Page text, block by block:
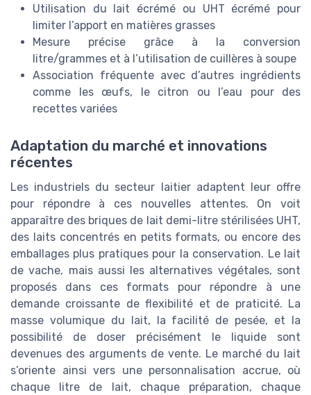
Utilisation du lait écrémé ou UHT écrémé pour
limiter l’apport en matières grasses
Mesure précise grâce à la conversion
litre/grammes et à l’utilisation de cuillères à soupe
Association fréquente avec d’autres ingrédients
comme les œufs, le citron ou l’eau pour des
recettes variées
Adaptation du marché et innovations
récentes
Les industriels du secteur laitier adaptent leur offre
pour répondre à ces nouvelles attentes. On voit
apparaître des briques de lait demi-litre stérilisées UHT,
des laits concentrés en petits formats, ou encore des
emballages plus pratiques pour la conservation. Le lait
de vache, mais aussi les alternatives végétales, sont
proposés dans ces formats pour répondre à une
demande croissante de flexibilité et de praticité. La
masse volumique du lait, la facilité de pesée, et la
possibilité de doser précisément le liquide sont
devenues des arguments de vente. Le marché du lait
s’oriente ainsi vers une personnalisation accrue, où
chaque litre de lait, chaque préparation, chaque